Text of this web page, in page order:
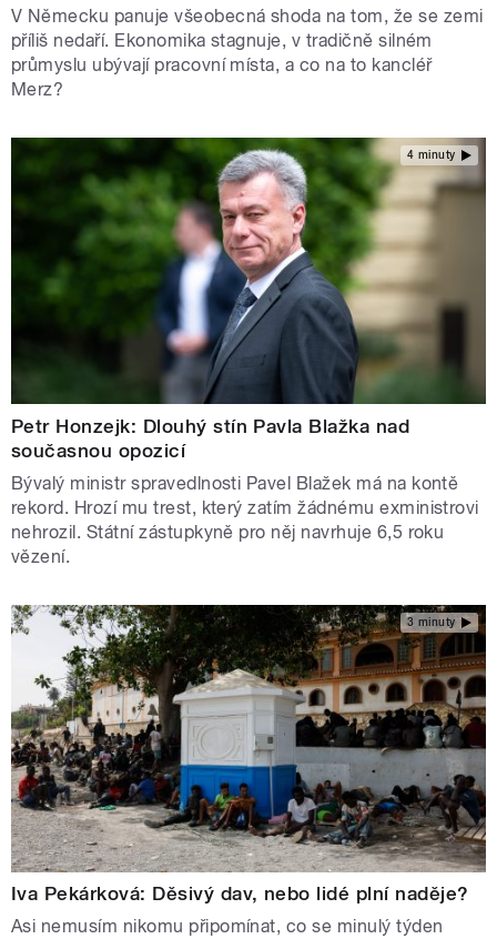
V Německu panuje všeobecná shoda na tom, že se zemi
příliš nedaří. Ekonomika stagnuje, v tradičně silném
průmyslu ubývají pracovní místa, a co na to kancléř
Merz?
4 minuty
Petr Honzejk: Dlouhý stín Pavla Blažka nad
současnou opozicí
Bývalý ministr spravedlnosti Pavel Blažek má na kontě
rekord. Hrozí mu trest, který zatím žádnému exministrovi
nehrozil. Státní zástupkyně pro něj navrhuje 6,5 roku
vězení.
3 minuty
Iva Pekárková: Děsivý dav, nebo lidé plní naděje?
Asi nemusím nikomu připomínat, co se minulý týden